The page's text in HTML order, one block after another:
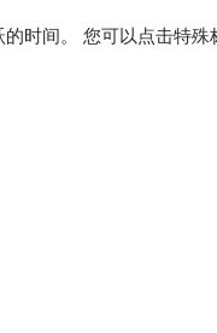
时间。 您可以点击特